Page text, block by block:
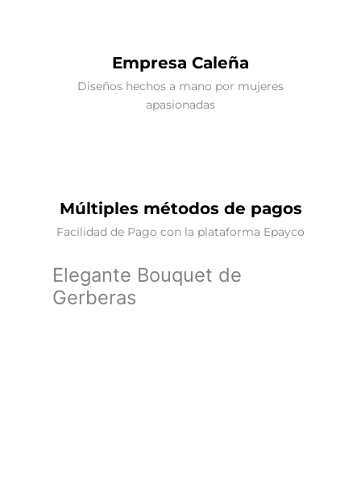
Empresa Caleña
Diseños hechos a mano por mujeres
apasionadas
Múltiples métodos de pagos
Facilidad de Pago con la plataforma Epayco
Elegante Bouquet de
Gerberas